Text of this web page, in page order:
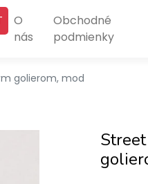
O
nás
Obchodné
podmienky
golierom, mod